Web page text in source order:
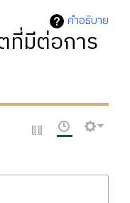
คำอธิบาย
ที่มีต่อการ